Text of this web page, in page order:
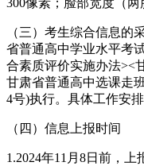
300像素；脸部宽度（两
（三）考生综合信息的
省普通高中学业水平考
合素质评价实施办法><
甘肃省普通高中选课走
4号)执行。具体工作安
（四）信息上报时间
1.2024年11月8日前，上